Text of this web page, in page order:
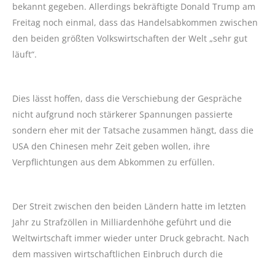
bekannt gegeben. Allerdings bekräftigte Donald Trump am
Freitag noch einmal, dass das Handelsabkommen zwischen
den beiden größten Volkswirtschaften der Welt „sehr gut
läuft“.
Dies lässt hoffen, dass die Verschiebung der Gespräche
nicht aufgrund noch stärkerer Spannungen passierte
sondern eher mit der Tatsache zusammen hängt, dass die
USA den Chinesen mehr Zeit geben wollen, ihre
Verpflichtungen aus dem Abkommen zu erfüllen.
Der Streit zwischen den beiden Ländern hatte im letzten
Jahr zu Strafzöllen in Milliardenhöhe geführt und die
Weltwirtschaft immer wieder unter Druck gebracht. Nach
dem massiven wirtschaftlichen Einbruch durch die